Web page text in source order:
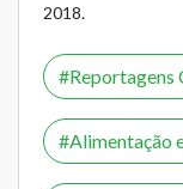
2018.
Reportagens
Alimentação